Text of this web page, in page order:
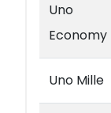
Uno
Economy
Uno Mille